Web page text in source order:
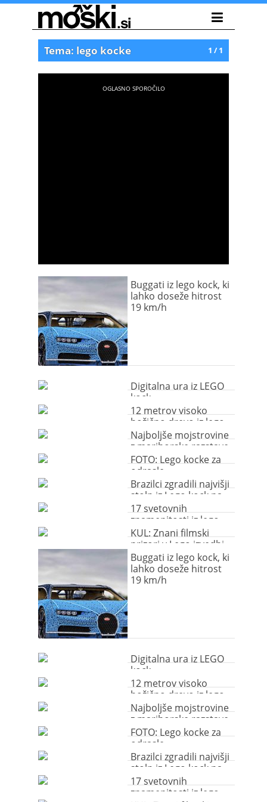
1 / 1
Tema: lego kocke
Buggati iz lego kock, ki
lahko doseže hitrost
19 km/h
Digitalna ura iz LEGO
kock
12 metrov visoko
božično drevo iz lego
kock
Najboljše mojstrovine
z mariborske razstave
LEGO kock
FOTO: Lego kocke za
odrasle
Brazilci zgradili najvišji
stolp iz Lego kock na
svetu
17 svetovnih
znamenitosti iz lego
kock
KUL: Znani filmski
prizori v Lego izvedbi
Buggati iz lego kock, ki
lahko doseže hitrost
19 km/h
Digitalna ura iz LEGO
kock
12 metrov visoko
božično drevo iz lego
kock
Najboljše mojstrovine
z mariborske razstave
LEGO kock
FOTO: Lego kocke za
odrasle
Brazilci zgradili najvišji
stolp iz Lego kock na
svetu
17 svetovnih
znamenitosti iz lego